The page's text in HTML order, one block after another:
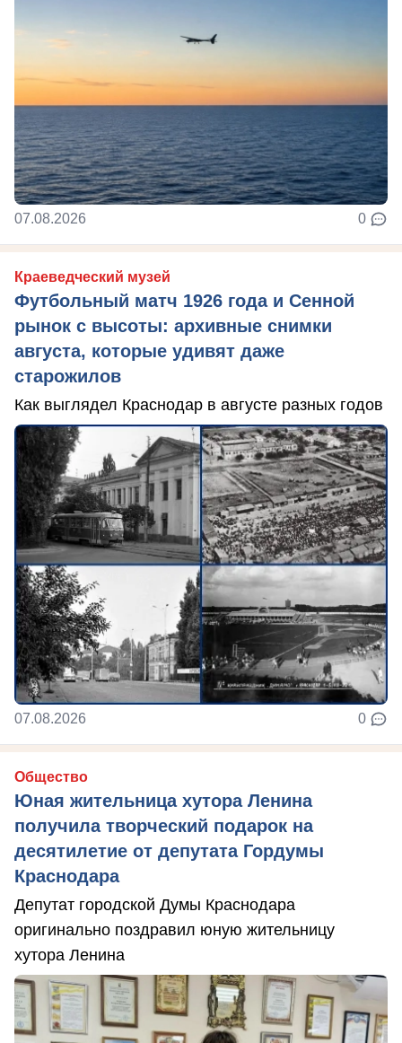
07.08.2026 0
Краеведческий музей
Футбольный матч 1926 года и Сенной
рынок с высоты: архивные снимки
августа, которые удивят даже
старожилов
Как выглядел Краснодар в августе разных годов
07.08.2026 0
Общество
Юная жительница хутора Ленина
получила творческий подарок на
десятилетие от депутата Гордумы
Краснодара
Депутат городской Думы Краснодара
оригинально поздравил юную жительницу
хутора Ленина